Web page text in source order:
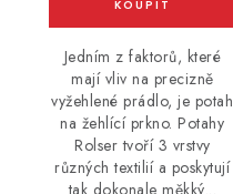
Jedním z faktorů, které
mají vliv na precizně
vyžehlené prádlo, je potah
na žehlící prkno. Potahy
Rolser tvoří 3 vrstvy
různých textilií a poskytují
tak dokonale měkký...